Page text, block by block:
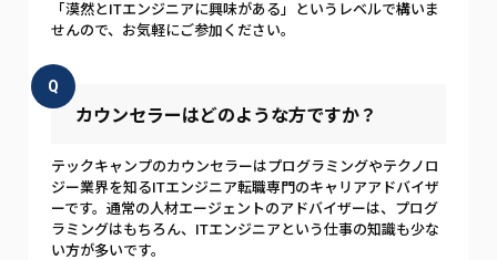
「漠然とITエンジニアに興味がある」というレベルで構いま
せんので、お気軽にご参加ください。
Q
カウンセラーはどのような方ですか？
テックキャンプのカウンセラーはプログラミングやテクノロ
ジー業界を知るITエンジニア転職専門のキャリアアドバイザ
ーです。通常の人材エージェントのアドバイザーは、プログ
ラミングはもちろん、ITエンジニアという仕事の知識も少な
い方が多いです。